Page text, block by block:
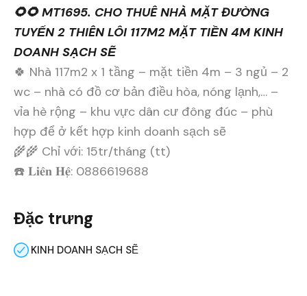
🌻🌻 MT1695. CHO THUÊ NHÀ MẶT ĐƯỜNG
TUYẾN 2 THIÊN LÔI 117M2 MẶT TIỀN 4M KINH
DOANH SẠCH SẼ
🍀 Nhà 117m2 x 1 tầng – mặt tiền 4m – 3 ngủ – 2
wc – nhà có đồ cơ bản điều hòa, nóng lạnh,… –
vỉa hè rộng – khu vực dân cư đông đúc – phù
hợp để ở kết hợp kinh doanh sạch sẽ
🌾🌾 Chỉ với: 15tr/tháng (tt)
☎️ 𝐋𝐢𝐞̂𝐧 𝐇𝐞̣̂: 0886619688
Đặc trưng
KINH DOANH SẠCH SẼ